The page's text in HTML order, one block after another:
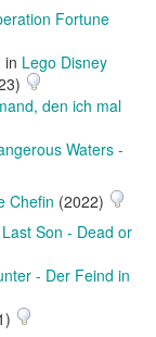
Fortune
in Lego Disney
den ich mal
Waters -
Chefin (2022)
Son - Dead or
- Der Feind in